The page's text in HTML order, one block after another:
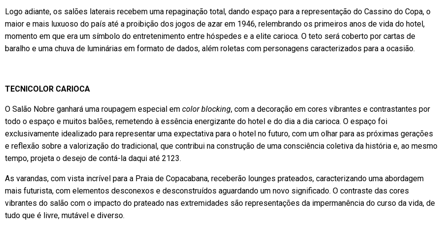
Logo adiante, os salões laterais recebem uma repaginação total, dando espaço para a representação do Cassino do Copa, o
maior e mais luxuoso do país até a proibição dos jogos de azar em 1946, relembrando os primeiros anos de vida do hotel,
momento em que era um símbolo do entretenimento entre hóspedes e a elite carioca. O teto será coberto por cartas de
baralho e uma chuva de luminárias em formato de dados, além roletas com personagens caracterizados para a ocasião.
TECNICOLOR CARIOCA
O Salão Nobre ganhará uma roupagem especial em color blocking, com a decoração em cores vibrantes e contrastantes por
todo o espaço e muitos balões, remetendo à essência energizante do hotel e do dia a dia carioca. O espaço foi
exclusivamente idealizado para representar uma expectativa para o hotel no futuro, com um olhar para as próximas gerações
e reflexão sobre a valorização do tradicional, que contribui na construção de uma consciência coletiva da história e, ao mesmo
tempo, projeta o desejo de contá-la daqui até 2123.
As varandas, com vista incrível para a Praia de Copacabana, receberão lounges prateados, caracterizando uma abordagem
mais futurista, com elementos desconexos e desconstruídos aguardando um novo significado. O contraste das cores
vibrantes do salão com o impacto do prateado nas extremidades são representações da impermanência do curso da vida, de
tudo que é livre, mutável e diverso.